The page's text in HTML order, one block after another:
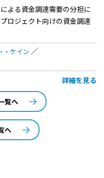
よる資金調達需要の分担に
ロジェクト向けの資金調達
・ケイン
詳細を見る
覧へ
へ